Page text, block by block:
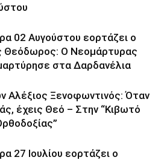
02 Αυγούστου εορτάζει ο
Θεόδωρος: Ο Νεομάρτυρας
στα Δαρδανέλια
Αλέξιος Ξενοφωντινός: Όταν
έχεις Θεό – Στην “Κιβωτό
27 Ιουλίου εορτάζει ο